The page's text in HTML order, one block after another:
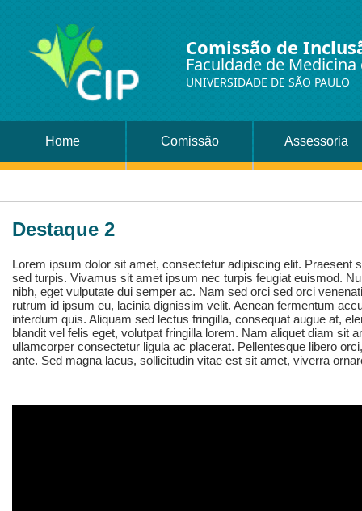
Comissão de
Faculdade de
UNIVERSIDADE DE SÃO PAULO
Home Comissão Assessoria
Destaque 2
Lorem ipsum dolor sit amet, consectetur adipiscing elit. Praesent
sed turpis. Vivamus sit amet ipsum nec turpis feugiat euismod.
nibh, eget vulputate dui semper ac. Nam sed orci sed orci
rutrum id ipsum eu, lacinia dignissim velit. Aenean fermentum
interdum quis. Aliquam sed lectus fringilla, consequat augue at,
blandit vel felis eget, volutpat fringilla lorem. Nam aliquet diam sit
ullamcorper consectetur ligula ac placerat. Pellentesque libero
ante. Sed magna lacus, sollicitudin vitae est sit amet, viverra